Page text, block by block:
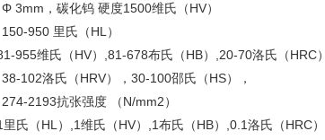
3mm，碳化钨 硬度1500维氏（HV）
950 里氏（HL）
955维氏（HV）,81-678布氏（HB）,20-70洛氏（HRC）
氏（HRV），30-100邵氏（HS），
抗张强度 （N/mm2）
氏（HL）,1维氏（HV）,1布氏（HB）,0.1洛氏（HRC）